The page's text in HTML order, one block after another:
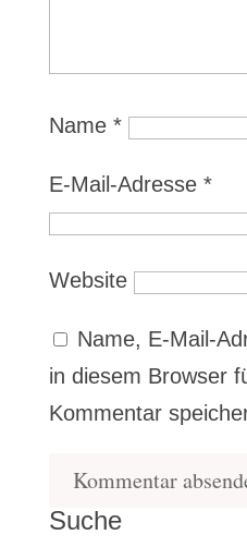
Name *
E-Mail-Adresse *
Website
Name, E-Mail-
in diesem Browser
Kommentar
Suche